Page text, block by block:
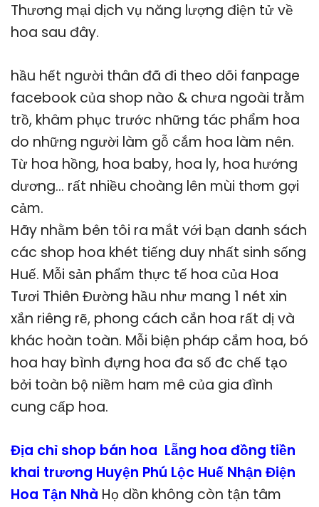
Thương mại dịch vụ năng lượng điện tử về
hoa sau đây.
hầu hết người thân đã đi theo dõi fanpage
facebook của shop nào & chưa ngoài trằm
trồ, khâm phục trước những tác phẩm hoa
do những người làm gỗ cắm hoa làm nên.
Từ hoa hồng, hoa baby, hoa ly, hoa hướng
dương… rất nhiều choàng lên mùi thơm gợi
cảm.
Hãy nhằm bên tôi ra mắt với bạn danh sách
các shop hoa khét tiếng duy nhất sinh sống
Huế. Mỗi sản phẩm thực tế hoa của Hoa
Tươi Thiên Đường hầu như mang 1 nét xin
xắn riêng rẽ, phong cách cắn hoa rất dị và
khác hoàn toàn. Mỗi biện pháp cắm hoa, bó
hoa hay bình đựng hoa đa số đc chế tạo
bởi toàn bộ niềm ham mê của gia đình
cung cấp hoa.
Địa chỉ shop bán hoa Lẵng hoa đồng tiền
khai trương Huyện Phú Lộc Huế Nhận Điện
Hoa Tận Nhà Họ dồn không còn tận tâm